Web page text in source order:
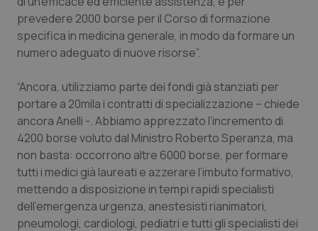
Tumore al seno
Tumori del Polmone & Testa Collo
Tumori gastrointestinali
Ulcera & Reflusso
Vaccini
prevedere 2000 borse per il Corso di formazione
specifica in medicina generale, in modo da formare un
numero adeguato di nuove risorse”.
“Ancora, utilizziamo parte dei fondi già stanziati per
portare a 20mila i contratti di specializzazione – chiede
ancora Anelli -. Abbiamo apprezzato l’incremento di
4200 borse voluto dal Ministro Roberto Speranza, ma
non basta: occorrono altre 6000 borse, per formare
tutti i medici già laureati e azzerare l’imbuto formativo,
mettendo a disposizione in tempi rapidi specialisti
dell’emergenza urgenza, anestesisti rianimatori,
pneumologi, cardiologi, pediatri e tutti gli specialisti dei